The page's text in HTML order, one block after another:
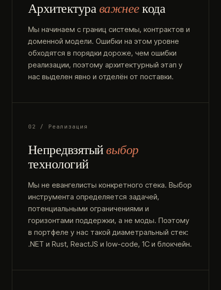
Архитектураважнеекода
Мы начинаем с границ системы, контрактов и
доменной модели. Ошибки на этом уровне
обходятся в порядки дороже, чем ошибки
реализации, поэтому архитектурный этап у
нас выделен явно и отделён от поставки.
02 / Реализация
Непредвзятыйвыбор
технологий
Мы не евангелисты конкретного стека. Выбор
инструмента определяется задачей,
потенциальными ограничениями и
горизонтами поддержки, а не моды. Поэтому
в портфеле у нас такой диаметральный стек:
.NET и Rust, ReactJS и low-code, 1С и блокчейн.